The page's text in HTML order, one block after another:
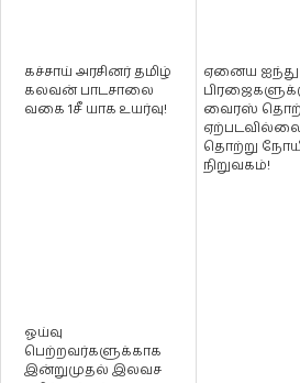
கச்சாய் அரசினர் தமிழ்
கலவன் பாடசாலை
வகை 1சீ யாக உயர்வு!
ஏனைய
வைரஸ்
ஏற்படவில்லை
தொற்று
நிறுவகம்!
ஓய்வு
பெற்றவர்களுக்காக
இன்றுமுதல் இலவச